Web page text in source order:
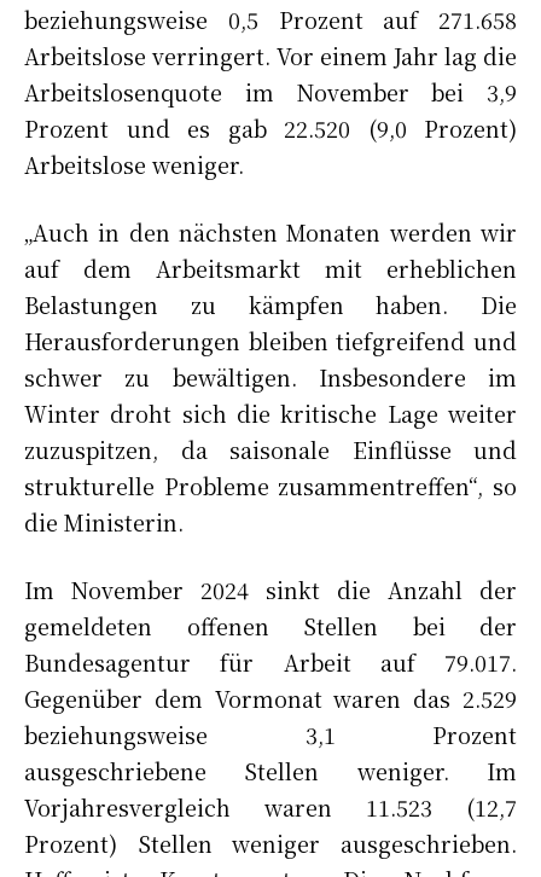
beziehungsweise 0,5 Prozent auf 271.658
Arbeitslose verringert. Vor einem Jahr lag die
Arbeitslosenquote im November bei 3,9
Prozent und es gab 22.520 (9,0 Prozent)
Arbeitslose weniger.
„Auch in den nächsten Monaten werden wir
auf dem Arbeitsmarkt mit erheblichen
Belastungen zu kämpfen haben. Die
Herausforderungen bleiben tiefgreifend und
schwer zu bewältigen. Insbesondere im
Winter droht sich die kritische Lage weiter
zuzuspitzen, da saisonale Einflüsse und
strukturelle Probleme zusammentreffen“, so
die Ministerin.
Im November 2024 sinkt die Anzahl der
gemeldeten offenen Stellen bei der
Bundesagentur für Arbeit auf 79.017.
Gegenüber dem Vormonat waren das 2.529
beziehungsweise 3,1 Prozent
ausgeschriebene Stellen weniger. Im
Vorjahresvergleich waren 11.523 (12,7
Prozent) Stellen weniger ausgeschrieben.